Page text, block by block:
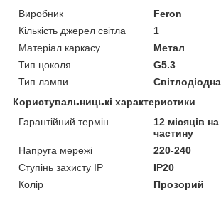
Виробник
Feron
Кількість джерел світла
1
Матеріал каркасу
Метал
Тип цоколя
G5.3
Тип лампи
Світлодіодна
Користувальницькі характеристики
Гарантійний термін
12 місяців
частину
Напруга мережі
220-240
Ступінь захисту IP
IP20
Колір
Прозорий